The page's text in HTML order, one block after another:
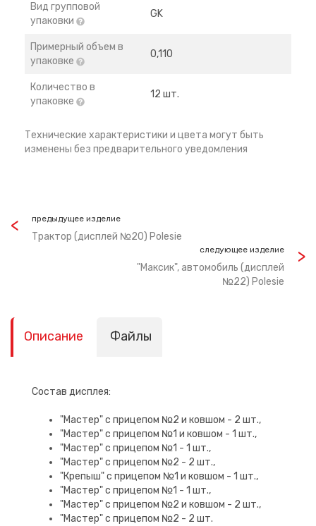
Вид групповой
упаковки
GK
Примерный объем в
упаковке
0,110
Количество в
упаковке
12 шт.
Технические характеристики и цвета могут быть
изменены без предварительного уведомления
предыдущее изделие
Трактор (дисплей №20) Polesie
следующее изделие
"Максик", автомобиль (дисплей
№22) Polesie
Описание Файлы
Состав дисплея:
"Мастер" с прицепом №2 и ковшом - 2 шт.,
"Мастер" с прицепом №1 и ковшом - 1 шт.,
"Мастер" с прицепом №1 - 1 шт.,
"Мастер" с прицепом №2 - 2 шт.,
"Крепыш" с прицепом №1 и ковшом - 1 шт.,
"Мастер" с прицепом №1 - 1 шт.,
"Мастер" с прицепом №2 и ковшом - 2 шт.,
"Мастер" с прицепом №2 - 2 шт.